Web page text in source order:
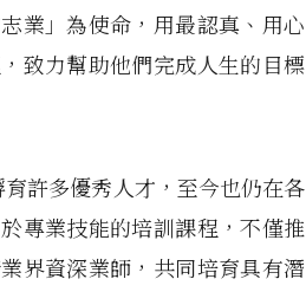
業」為使命，用最認真、用心
致力幫助他們完成人生的目標
許多優秀人才，至今也仍在各
專業技能的培訓課程，不僅推
界資深業師，共同培育具有潛